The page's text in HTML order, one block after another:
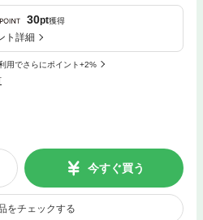
30pt獲得
ト詳細
用でさらにポイント+2%
今すぐ買う
をチェックする